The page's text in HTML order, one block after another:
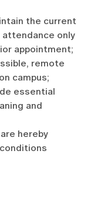
the current
attendance only
appointment;
remote
campus;
essential
and
hereby